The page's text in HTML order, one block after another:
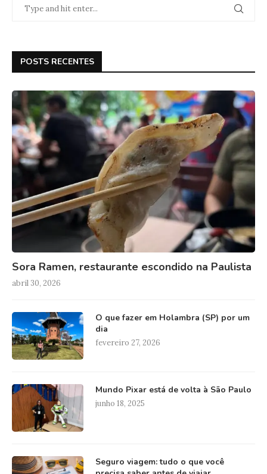
POSTS RECENTES
Sora Ramen, restaurante escondido na Paulista
abril 30, 2026
O que fazer em Holambra (SP) por um
dia
fevereiro 27, 2026
Mundo Pixar está de volta à São Paulo
junho 18, 2025
Seguro viagem: tudo o que você